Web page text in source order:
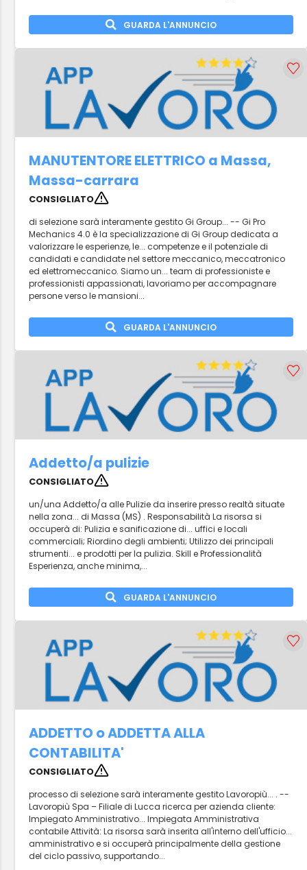
GUARDA L'ANNUNCIO
MANUTENTORE ELETTRICO a Massa,
Massa-carrara
CONSIGLIATO
di selezione sarà interamente gestito Gi Group... -- Gi Pro
Mechanics 4.0 è la specializzazione di Gi Group dedicata a
valorizzare le esperienze, le... competenze e il potenziale di
candidati e candidate nel settore meccanico, meccatronico
ed elettromeccanico. Siamo un... team di professioniste e
professionisti appassionati, lavoriamo per accompagnare
persone verso le mansioni...
GUARDA L'ANNUNCIO
Addetto/a pulizie
CONSIGLIATO
un/una Addetto/a alle Pulizie da inserire presso realtà situate
nella zona... di Massa (MS) . Responsabilità La risorsa si
occuperà di: Pulizia e sanificazione di... uffici e locali
commerciali; Riordino degli ambienti; Utilizzo dei principali
strumenti... e prodotti per la pulizia. Skill e Professionalità
Esperienza, anche minima,...
GUARDA L'ANNUNCIO
ADDETTO o ADDETTA ALLA
CONTABILITA'
CONSIGLIATO
processo di selezione sarà interamente gestito Lavoropiù... . --
Lavoropiù Spa – Filiale di Lucca ricerca per azienda cliente:
Impiegato Amministrativo... Impiegata Amministrativa
contabile Attività: La risorsa sarà inserita all'interno dell'ufficio...
amministrativo e si occuperà principalmente della gestione
del ciclo passivo, supportando...